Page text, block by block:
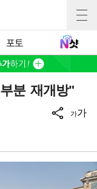
포토
분 재개방"
가가